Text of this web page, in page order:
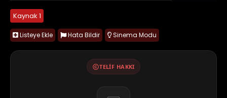
Kaynak 1
Listeye Ekle Hata Bildir Sinema Modu
TELIF HAKKI